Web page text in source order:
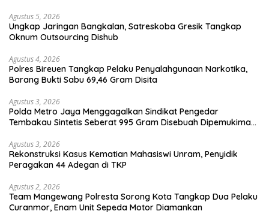
Agustus 5, 2026
Ungkap Jaringan Bangkalan, Satreskoba Gresik Tangkap
Oknum Outsourcing Dishub
Agustus 4, 2026
Polres Bireuen Tangkap Pelaku Penyalahgunaan Narkotika,
Barang Bukti Sabu 69,46 Gram Disita
Agustus 3, 2026
Polda Metro Jaya Menggagalkan Sindikat Pengedar
Tembakau Sintetis Seberat 995 Gram Disebuah Dipemukiman
Agustus 3, 2026
Rekonstruksi Kasus Kematian Mahasiswi Unram, Penyidik
Peragakan 44 Adegan di TKP
Agustus 2, 2026
Team Mangewang Polresta Sorong Kota Tangkap Dua Pelaku
Curanmor, Enam Unit Sepeda Motor Diamankan